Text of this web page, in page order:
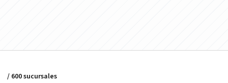
/ 600 sucursales